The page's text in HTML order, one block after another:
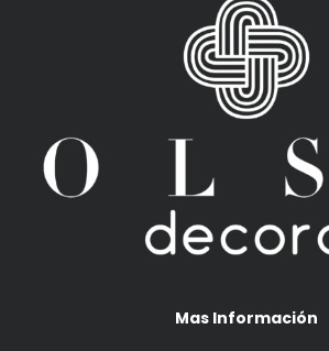
Mas Información